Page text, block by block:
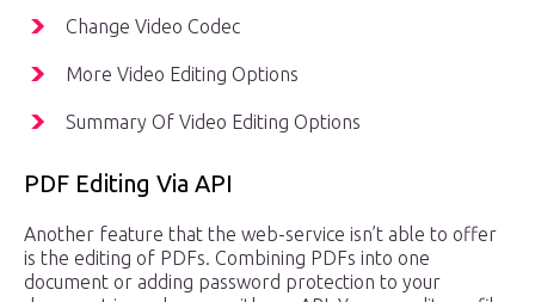
Change Video Codec
More Video Editing Options
Summary Of Video Editing Options
PDF Editing Via API
Another feature that the web-service isn’t able to offer
is the editing of PDFs. Combining PDFs into one
document or adding password protection to your